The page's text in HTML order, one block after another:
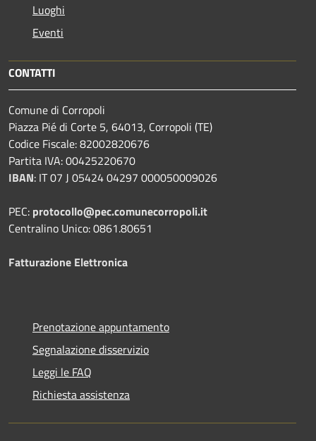
Luoghi
Eventi
CONTATTI
Comune di Corropoli
Piazza Pié di Corte 5, 64013, Corropoli (TE)
Codice Fiscale: 82002820676
Partita IVA: 00425220670
IBAN: IT 07 J 05424 04297 000050009026
PEC: protocollo@pec.comunecorropoli.it
Centralino Unico: 0861.80651
Fatturazione Elettronica
Prenotazione appuntamento
Segnalazione disservizio
Leggi le FAQ
Richiesta assistenza